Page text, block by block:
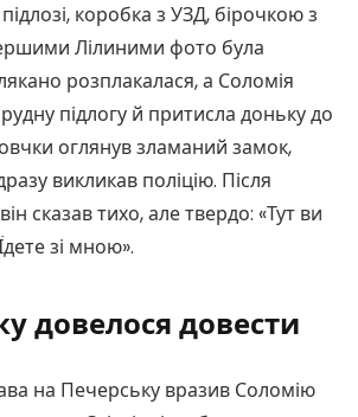
коробка з УЗД, бірочкою з
Лілиними фото була
розплакалася, а Соломія
підлогу й притисла доньку до
оглянув зламаний замок,
викликав поліцію. Після
він сказав тихо, але твердо: «Тут ви
зі мною».
довелося довести
на Печерську вразив Соломію